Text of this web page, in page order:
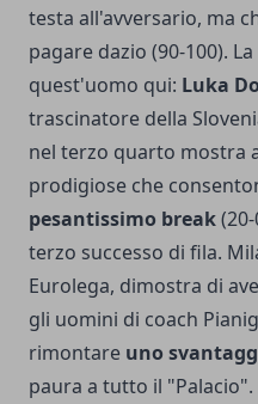
testa all'avversario, ma
pagare dazio (90-100).
quest'uomo qui: Luka
trascinatore della
nel terzo quarto mostra
prodigiose che
pesantissimo break
terzo successo di fila.
Eurolega, dimostra di
gli uomini di coach
rimontare uno
paura a tutto il "Palacio".